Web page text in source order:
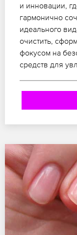
и инновации,
гармонично
идеального
очистить,
фокусом на
средств для